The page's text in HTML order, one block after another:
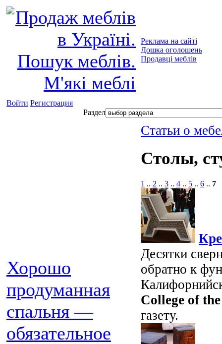
Реклама на сайті
Дошка оголошень
Продавці меблів
Войти Регистрация
Раздел
Хорошо
продуманная
спальня —
обязательное
Статьи о
Столы,
1 .. 2 .. 3 .. 4 .. 5 .. 6 .. 7
Десятки
обратно к
College of
газету.